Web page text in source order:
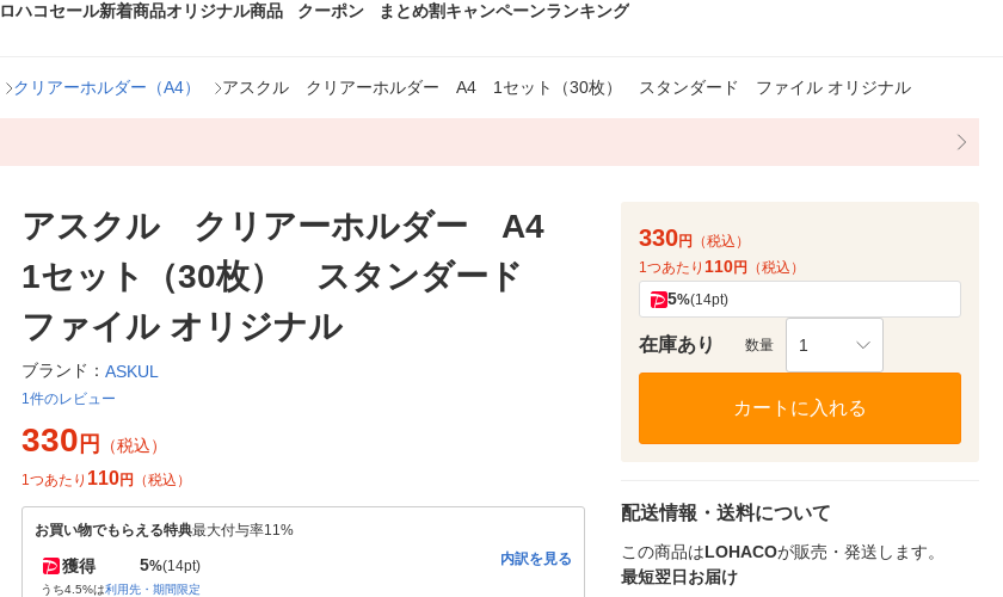
ロハコセール新着商品オリジナル商品 クーポン まとめ割キャンペーンランキング
クリアーホルダー（A4） アスクル クリアーホルダー A4 1セット（30枚） スタンダード ファイル オリジナル
アスクル クリアーホルダー A4
1セット（30枚） スタンダード
ファイル オリジナル
ブランド： ASKUL
1件のレビュー
330 円 （税込）
1つあたり 110円 （税込）
お買い物でもらえる特典最大付与率11%
獲得 5%(14pt)
うち4.5%は利用先・期間限定
内訳を見る
330円
（税込）
1つあたり 110円 （税込）
5%(14pt)
在庫あり 数量 1
カートに入れる
配送情報・送料について
この商品はLOHACOが販売・発送します。
最短翌日お届け